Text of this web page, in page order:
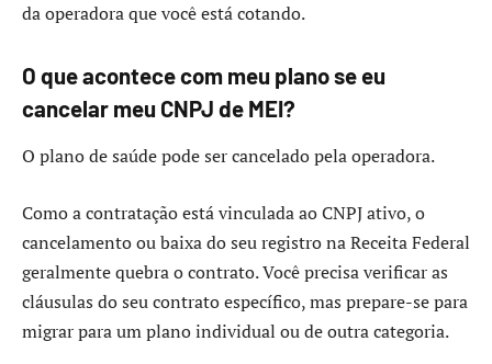
da operadora que você está cotando.
O que acontece com meu plano se eu
cancelar meu CNPJ de MEI?
O plano de saúde pode ser cancelado pela operadora.
Como a contratação está vinculada ao CNPJ ativo, o
cancelamento ou baixa do seu registro na Receita Federal
geralmente quebra o contrato. Você precisa verificar as
cláusulas do seu contrato específico, mas prepare-se para
migrar para um plano individual ou de outra categoria.